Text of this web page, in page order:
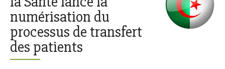
numérisation du
processus de transfert
des patients